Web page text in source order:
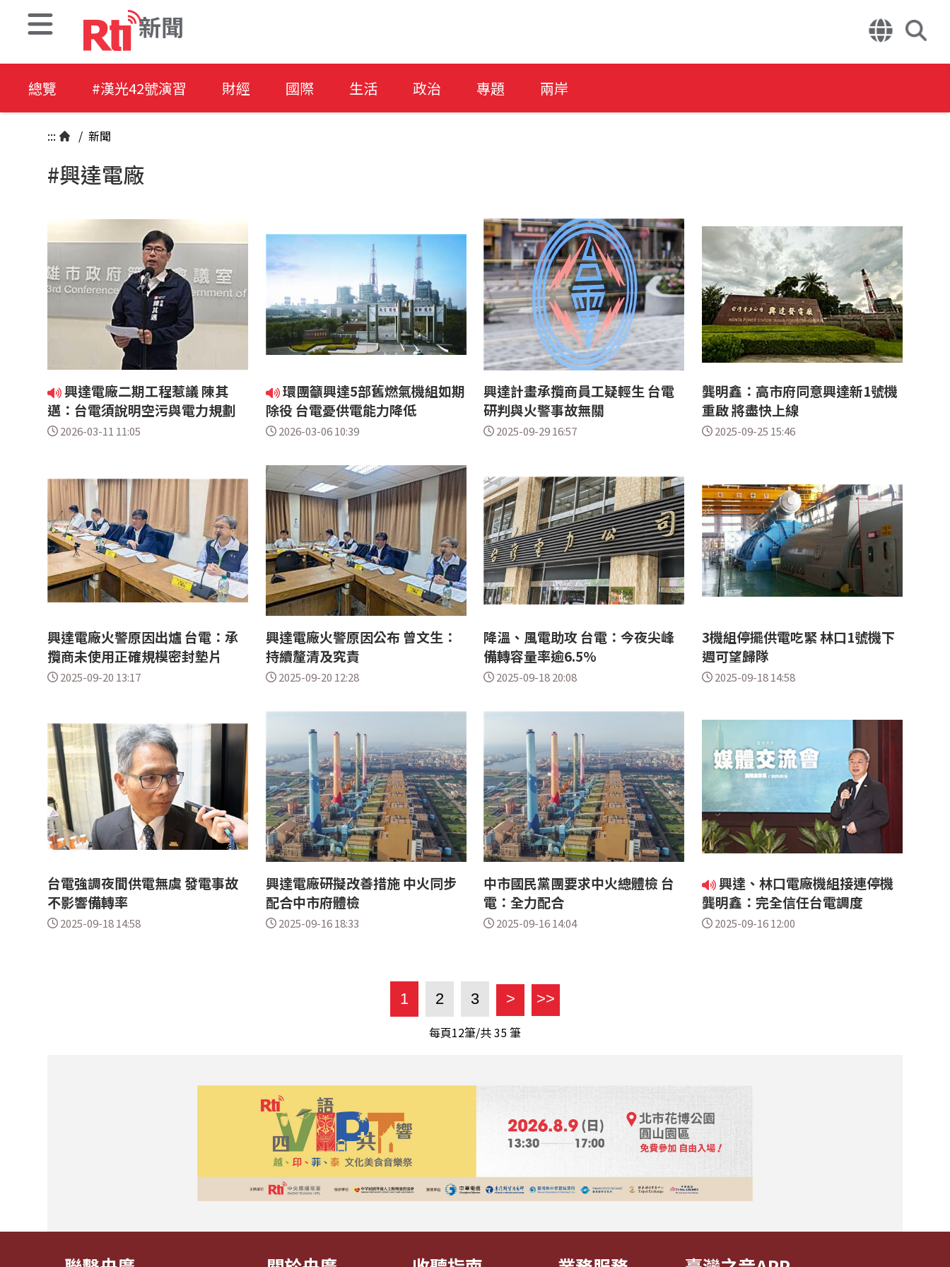
新聞
總覽 #漢光42號演習 財經 國際 生活 政治 專題 兩岸
::: / 新聞
#興達電廠
興達電廠二期工程惹議 陳其
邁：台電須說明空污與電力規劃
2026-03-11 11:05
環團籲興達5部舊燃氣機組如期
除役 台電憂供電能力降低
2026-03-06 10:39
興達計畫承攬商員工疑輕生 台電
研判與火警事故無關
2025-09-29 16:57
龔明鑫：高市府同意興達新1號機
重啟 將盡快上線
2025-09-25 15:46
興達電廠火警原因出爐 台電：承
攬商未使用正確規模密封墊片
2025-09-20 13:17
興達電廠火警原因公布 曾文生：
持續釐清及究責
2025-09-20 12:28
降溫、風電助攻 台電：今夜尖峰
備轉容量率逾6.5%
2025-09-18 20:08
3機組停擺供電吃緊 林口1號機下
週可望歸隊
2025-09-18 14:58
台電強調夜間供電無虞 發電事故
不影響備轉率
2025-09-18 14:58
興達電廠研擬改善措施 中火同步
配合中市府體檢
2025-09-16 18:33
中市國民黨團要求中火總體檢 台
電：全力配合
2025-09-16 14:04
興達、林口電廠機組接連停機
龔明鑫：完全信任台電調度
2025-09-16 12:00
1 2 3 > >>
每頁12筆/共35筆